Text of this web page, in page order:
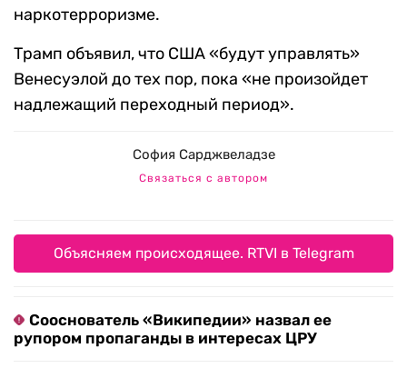
наркотерроризме.
Трамп объявил, что США «будут управлять»
Венесуэлой до тех пор, пока «не произойдет
надлежащий переходный период».
София Сарджвеладзе
Связаться с автором
Объясняем происходящее. RTVI в Telegram
Сооснователь «Википедии» назвал ее
рупором пропаганды в интересах ЦРУ